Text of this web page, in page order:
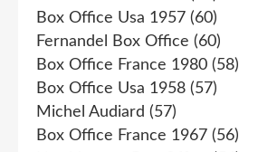
Box Office Usa 1957 (60)
Fernandel Box Office (60)
Box Office France 1980 (58)
Box Office Usa 1958 (57)
Michel Audiard (57)
Box Office France 1967 (56)